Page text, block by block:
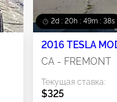
2d : 20h : 49m : 37s
2016 TESLA
CA - FREMONT
Текущая ставка:
$325